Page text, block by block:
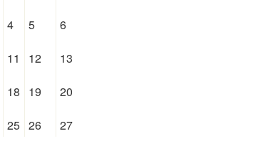
4 5 6
11 12 13
18 19 20
25 26 27